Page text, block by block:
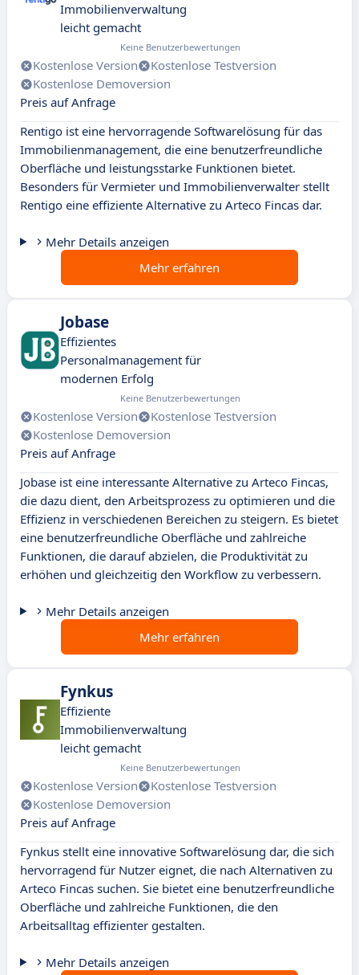
Immobilienverwaltung
leicht gemacht
Keine Benutzerbewertungen
Kostenlose Version
Kostenlose Testversion
Kostenlose Demoversion
Preis auf Anfrage
Rentigo ist eine hervorragende Softwarelösung für das
Immobilienmanagement, die eine benutzerfreundliche
Oberfläche und leistungsstarke Funktionen bietet.
Besonders für Vermieter und Immobilienverwalter stellt
Rentigo eine effiziente Alternative zu Arteco Fincas dar.
Mehr Details anzeigen
Mehr erfahren
Jobase
Effizientes
Personalmanagement für
modernen Erfolg
Keine Benutzerbewertungen
Kostenlose Version
Kostenlose Testversion
Kostenlose Demoversion
Preis auf Anfrage
Jobase ist eine interessante Alternative zu Arteco Fincas,
die dazu dient, den Arbeitsprozess zu optimieren und die
Effizienz in verschiedenen Bereichen zu steigern. Es bietet
eine benutzerfreundliche Oberfläche und zahlreiche
Funktionen, die darauf abzielen, die Produktivität zu
erhöhen und gleichzeitig den Workflow zu verbessern.
Mehr Details anzeigen
Mehr erfahren
Fynkus
Effiziente
Immobilienverwaltung
leicht gemacht
Keine Benutzerbewertungen
Kostenlose Version
Kostenlose Testversion
Kostenlose Demoversion
Preis auf Anfrage
Fynkus stellt eine innovative Softwarelösung dar, die sich
hervorragend für Nutzer eignet, die nach Alternativen zu
Arteco Fincas suchen. Sie bietet eine benutzerfreundliche
Oberfläche und zahlreiche Funktionen, die den
Arbeitsalltag effizienter gestalten.
Mehr Details anzeigen